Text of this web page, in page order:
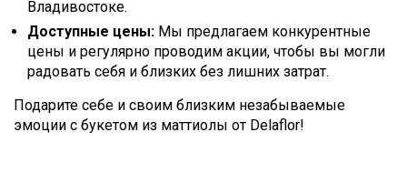
Владивостоке.
Доступные цены: Мы предлагаем конкурентные
цены и регулярно проводим акции, чтобы вы могли
радовать себя и близких без лишних затрат.
Подарите себе и своим близким незабываемые
эмоции с букетом из маттиолы от Delaflor!